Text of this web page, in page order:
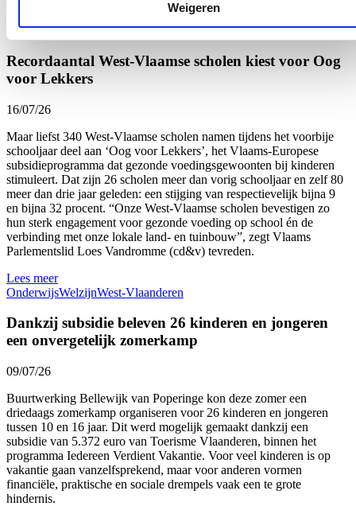
Weigeren
Nieuws
Recordaantal West-Vlaamse scholen kiest voor Oog
voor Lekkers
16/07/26
Maar liefst 340 West-Vlaamse scholen namen tijdens het voorbije
schooljaar deel aan ‘Oog voor Lekkers’, het Vlaams-Europese
subsidieprogramma dat gezonde voedingsgewoonten bij kinderen
stimuleert. Dat zijn 26 scholen meer dan vorig schooljaar en zelf 80
meer dan drie jaar geleden: een stijging van respectievelijk bijna 9
en bijna 32 procent. “Onze West-Vlaamse scholen bevestigen zo
hun sterk engagement voor gezonde voeding op school én de
verbinding met onze lokale land- en tuinbouw”, zegt Vlaams
Parlementslid Loes Vandromme (cd&v) tevreden.
Lees meer
OnderwijsWelzijnWest-Vlaanderen
Dankzij subsidie beleven 26 kinderen en jongeren
een onvergetelijk zomerkamp
09/07/26
Buurtwerking Bellewijk van Poperinge kon deze zomer een
driedaags zomerkamp organiseren voor 26 kinderen en jongeren
tussen 10 en 16 jaar. Dit werd mogelijk gemaakt dankzij een
subsidie van 5.372 euro van Toerisme Vlaanderen, binnen het
programma Iedereen Verdient Vakantie. Voor veel kinderen is op
vakantie gaan vanzelfsprekend, maar voor anderen vormen
financiële, praktische en sociale drempels vaak een te grote
hindernis.